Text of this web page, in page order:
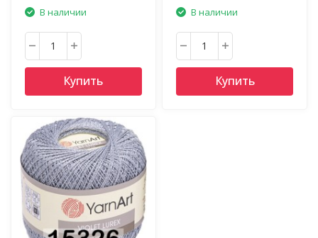
В наличии
Купить
В наличии
Купить